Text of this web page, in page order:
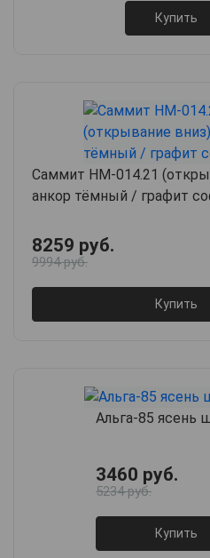
Купить
Саммит НМ-014.21
анкор тёмный / графит
8259 руб.
9994 руб.
Купить
Альга-85 ясень
3460 руб.
5234 руб.
Купить